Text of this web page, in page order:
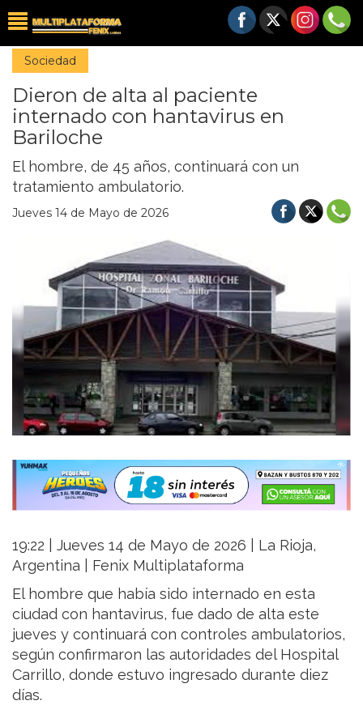
Sociedad
Dieron de alta al paciente
internado con hantavirus en
Bariloche
El hombre, de 45 años, continuará con un
tratamiento ambulatorio.
Jueves 14 de Mayo de 2026
19:22 | Jueves 14 de Mayo de 2026 | La Rioja,
Argentina | Fenix Multiplataforma
El hombre que había sido internado en esta
ciudad con hantavirus, fue dado de alta este
jueves y continuará con controles ambulatorios,
según confirmaron las autoridades del Hospital
Carrillo, donde estuvo ingresado durante diez
días.